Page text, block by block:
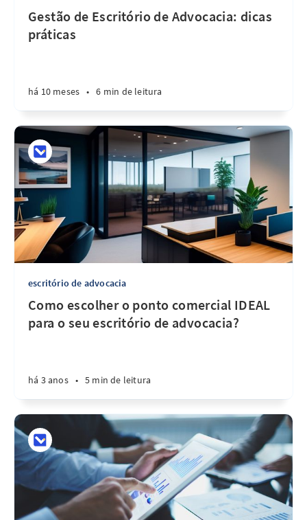
Gestão de Escritório de Advocacia: dicas
práticas
há 10 meses • 6 min de leitura
escritório de advocacia
Como escolher o ponto comercial IDEAL
para o seu escritório de advocacia?
há 3 anos • 5 min de leitura